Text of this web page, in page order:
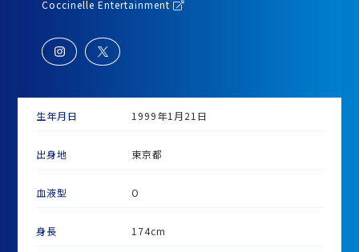
Coccinelle Entertainment
生年月日 1999年1月21日
出身地 東京都
血液型 O
身長 174cm